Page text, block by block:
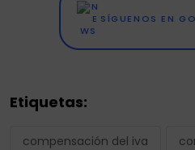
SÍGUENOS EN
Etiquetas:
compensación del iva